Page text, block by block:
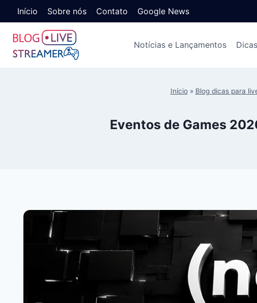
Início Sobre nós Contato Google News
Notícias e Lançamentos
Início» Blog dicas para
Eventos de Games